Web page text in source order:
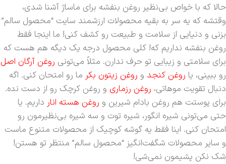
حالا که با خواص بی‌نظیر روغن بنفشه برای ماساژ آشنا شدی،
وقتشه که یه سر به بقیه محصولات ارزشمند سایت “محصول سالم”
بزنی و دنیایی از سلامت و طبیعت رو کشف کنی! ما اینجا فقط
روغن بنفشه نداریم که! کلی محصول درجه یک دیگه هم هست که
برای سلامتی و زیبایی تو حرف ندارن. مثلاً می‌تونی روغن آرگان اصل
رو ببینی، یا روغن کنجد و روغن زیتون بکر ما رو امتحان کنی. اگه
دنبال تقویت موهاتی، روغن رزماری و روغن کرچک رو از دست نده.
برای پوستت هم روغن بادام شیرین و روغن هسته انار داریم. یا
حتی می‌تونی شیره انگور، شیره توت و سه شیره بی‌نظیرمون رو
امتحان کنی. اینا فقط یه گوشه کوچیک از محصولات متنوع ماست
و سایر محصولات شگفت‌انگیز “محصول سالم” منتظر تو هستن!
شک نکن پشیمون نمی‌شی!